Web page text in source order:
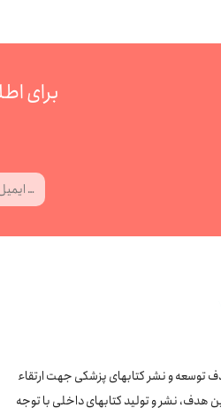
برای
طب در سال 1393، با هدف توسعه و نشر کتابهای پزشکی جهت ارتقاء
هدف، نشر و تولید کتابهای داخلی با توجه